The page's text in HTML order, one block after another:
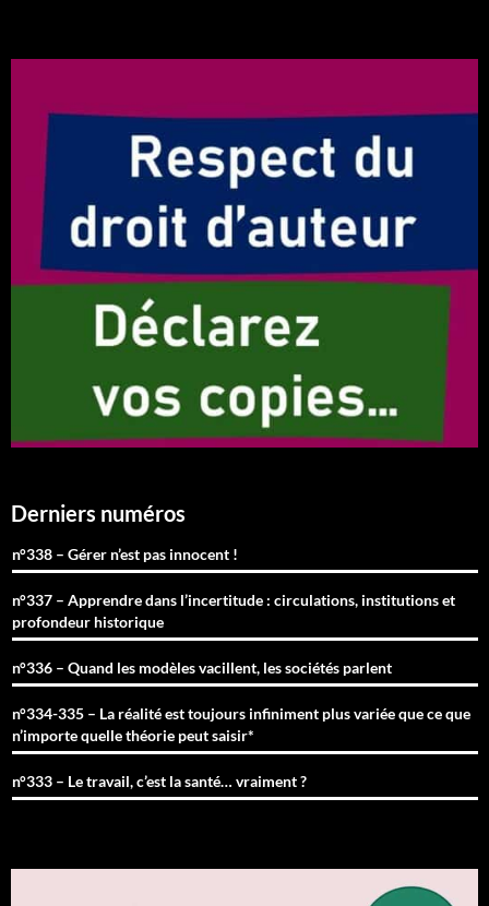
Derniers numéros
n°338 – Gérer n’est pas innocent !
n°337 – Apprendre dans l’incertitude : circulations, institutions et
profondeur historique
n°336 – Quand les modèles vacillent, les sociétés parlent
n°334-335 – La réalité est toujours infiniment plus variée que ce que
n’importe quelle théorie peut saisir*
n°333 – Le travail, c’est la santé… vraiment ?